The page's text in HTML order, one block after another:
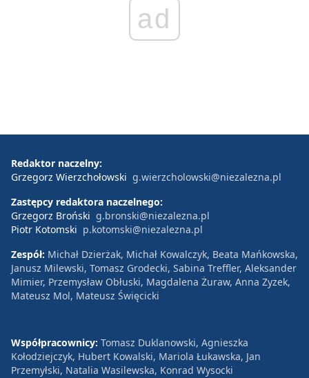
ad
Redaktor naczelny:
Grzegorz Wierzchołowski g.wierzcholowski@niezalezna.pl
Zastępcy redaktora naczelnego:
Grzegorz Broński g.bronski@niezalezna.pl
Piotr Kotomski p.kotomski@niezalezna.pl
Zespół: Michał Dzierżak, Michał Kowalczyk, Beata Mańkowska,
Janusz Milewski, Tomasz Grodecki, Sabina Treffler, Aleksander
Mimier, Przemysław Obłuski, Magdalena Żuraw, Anna Zyzek,
Mateusz Mol, Mateusz Święcicki
Współpracownicy: Tomasz Duklanowski, Agnieszka
Kołodziejczyk, Hubert Kowalski, Mariola Łukawska, Jan
Przemyłski, Natalia Wasilewska, Konrad Wysocki